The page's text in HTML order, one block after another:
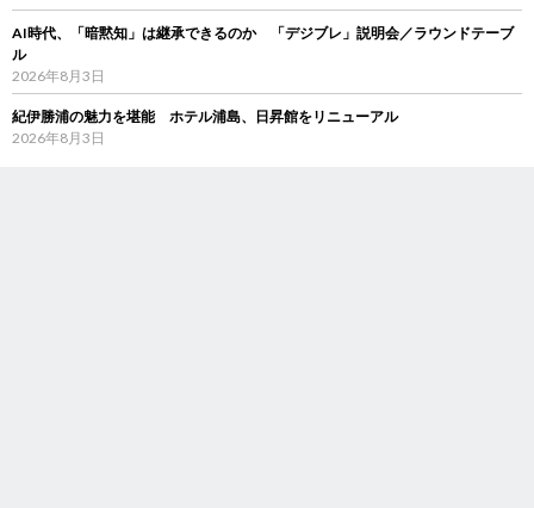
AI時代、「暗黙知」は継承できるのか 「デジブレ」説明会／ラウンドテーブ
ル
2026年8月3日
紀伊勝浦の魅力を堪能 ホテル浦島、日昇館をリニューアル
2026年8月3日